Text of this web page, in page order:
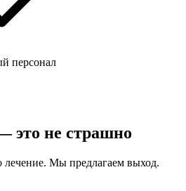
персонал
это не страшно
Мы предлагаем выход.